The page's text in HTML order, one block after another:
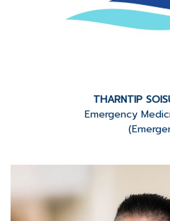
THARNTIP
Emergency